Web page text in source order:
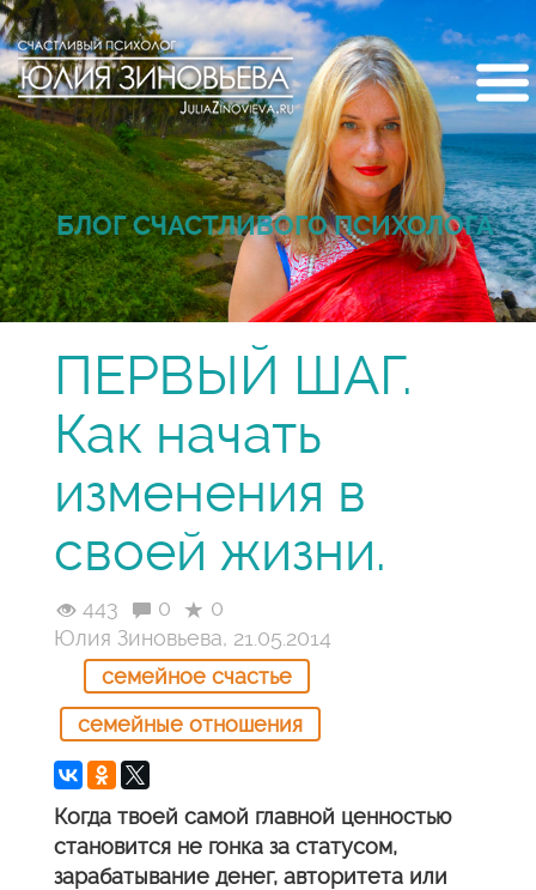
БЛОГ СЧАСТЛИВОГО ПСИХОЛОГА
ПЕРВЫЙ ШАГ.
Как начать
изменения в
своей жизни.
443 0
0
Юлия Зиновьева, 21.05.2014
семейное счастье
семейные отношения
Когда твоей самой главной ценностью
становится не гонка за статусом,
зарабатывание денег, авторитета или